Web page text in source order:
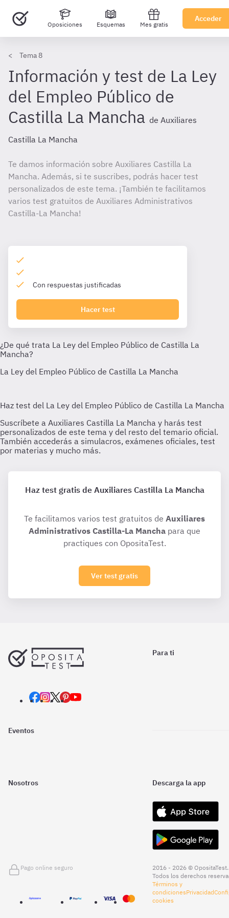
Oposiciones Esquemas Mes gratis
Acceder
Tema 8
Información y test de La Ley
del Empleo Público de
Castilla La Mancha de Auxiliares
Castilla La Mancha
Te damos información sobre Auxiliares Castilla La
Mancha. Además, si te suscribes, podrás hacer test
personalizados de este tema. ¡También te facilitamos
varios test gratuitos de Auxiliares Administrativos
Castilla-La Mancha!
Con respuestas justificadas
Hacer test
Haz test gratis de Auxiliares Castilla La Mancha
Te facilitamos varios test gratuitos de Auxiliares
Administrativos Castilla-La Mancha para que
practiques con OpositaTest.
Ver test gratis
Para ti
Eventos
Nosotros Descarga la app
Pago online seguro
2016 - 2026 © OpositaTest.
Todos los derechos
Términos y
condicionesPrivacidad
cookies